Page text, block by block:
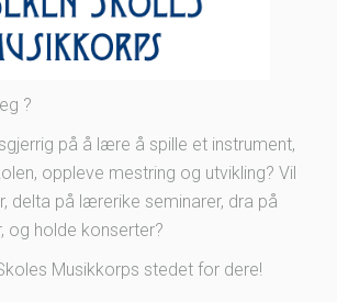
?
på å lære å spille et instrument,
oppleve mestring og utvikling? Vil
delta på lærerike seminarer, dra på
og holde konserter?
Musikkorps stedet for dere!